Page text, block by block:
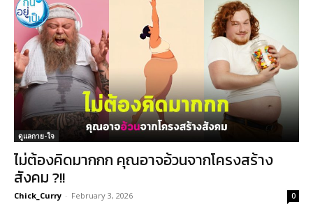
ดูแลกาย-ใจ
ไม่ต้องคิดมากกก คุณอาจอ้วนจากโครงสร้าง
สังคม ?!!
Chick_Curry - February 3, 2026 0